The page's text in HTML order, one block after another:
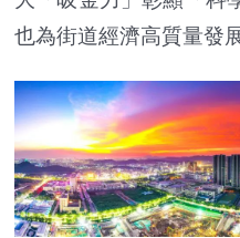
也為街道經濟高質量發